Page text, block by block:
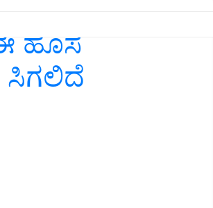
ಹೊಸ
ಸಿಗಲಿದೆ